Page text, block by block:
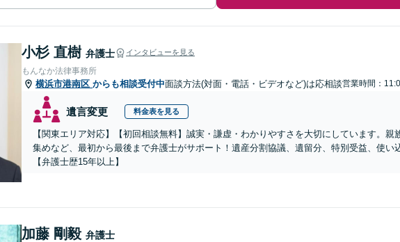
小杉 直樹 弁護士 インタビューを見る
もんなか法律事務所
横浜市港南区 からも相談受付中面談方法(対面・電話・ビデオなど)は応相談営業時間：
遺言変更 料金表を見る
【関東エリア対応】【初回相談無料】誠実・謙虚・わかりやすさを大切にしています。
集めなど、最初から最後まで弁護士がサポート！遺産分割協議、遺留分、特別受益、使い
【弁護士歴15年以上】
加藤 剛毅 弁護士